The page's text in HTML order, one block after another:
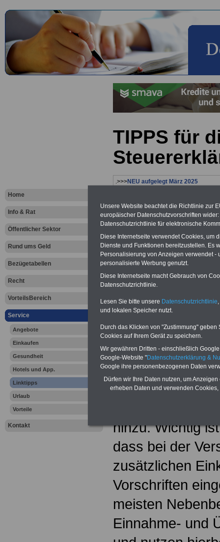
Home
Info & Rat
Öffentlicher Sektor
Rund ums Geld
Bezügetabellen
Recht
VorteilsBereich
Service
Angebote
Einkaufen
Gesundheit
Hotels und App.
Linktipps
Urlaub
Vorteile
Kontakt
TIPPS für
.>>>NEU aufgelegt März 2025
Steuern
Viele Menschen
nebenberuflich
hinzu. Wichtig
dass bei der
zusätzlichen
Vorschriften
meisten
Einnahme- und
Unsere Website beachtet die Richtlinie zur
europäischer Datenschutzvorschriften
Datenschutzrichtlinie für elektronische
Diese Internetseite verwendet Cookies, um
Dienste und Funktionen bereitzustellen. Es
Personalisierung von Anzeigen verwendet
personalisierte Werbung genutzt.
Diese Internetseite macht Gebrauch von
Datenschutzrichtlinie.
Lesen Sie bitte unsere Datenschutzrichtlinie
und lokalen Speicher nutzt.
Durch das Klicken von "Zustimmung"
Cookies auf Ihrem Gerät zu speichern.
Wir gewähren Dritten - einschließlich
Google-Website "Datenschutzerklärung &
Google ihre personenbezogenen Daten
Dürfen wir Ihre Daten nutzen, um
erheben Daten und verwenden